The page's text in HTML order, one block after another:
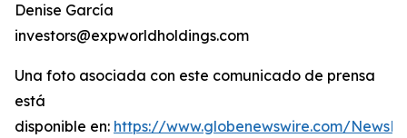
Denise García
investors@expworldholdings.com
Una foto asociada con este comunicado de prensa
está
disponible en: https://www.globenewswire.com/